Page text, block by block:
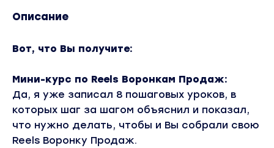
Описание
Вот, что Вы получите:
Мини-курс по Reels Воронкам Продаж:
Да, я уже записал 8 пошаговых уроков, в
которых шаг за шагом объяснил и показал,
что нужно делать, чтобы и Вы собрали свою
Reels Воронку Продаж.